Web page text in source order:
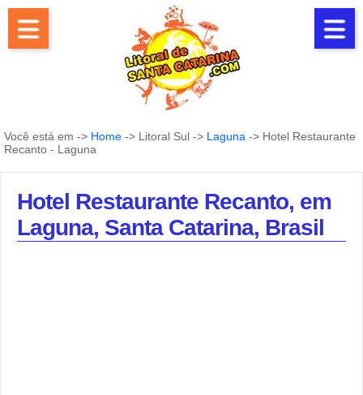
Você está em -> Home -> Litoral Sul -> Laguna -> Hotel Restaurante
Recanto - Laguna
Hotel Restaurante Recanto, em
Laguna, Santa Catarina, Brasil